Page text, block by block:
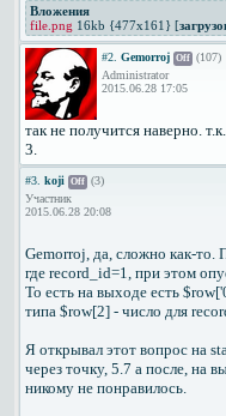
Вложения
file.png 16kb {477x161} [
#2. Gemorroj Off (107)
Administrator
2015.06.28 17:05
так не получится наверно.
3.
#3. koji Off (3)
Участник
2015.06.28 20:08
Gemorroj, да, сложно как-то.
где record_id=1, при этом
То есть на выходе есть
типа $row[2] - число для
Я открывал этот вопрос на
через точку, 5.7 а после, на
никому не понравилось.